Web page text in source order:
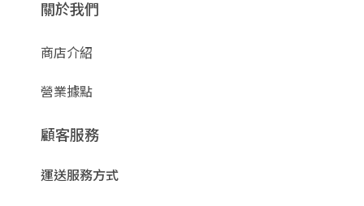
關於我們
商店介紹
營業據點
顧客服務
運送服務方式